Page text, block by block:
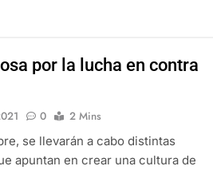
por la lucha en contra
0
2 Mins
se llevarán a cabo distintas
apuntan en crear una cultura de